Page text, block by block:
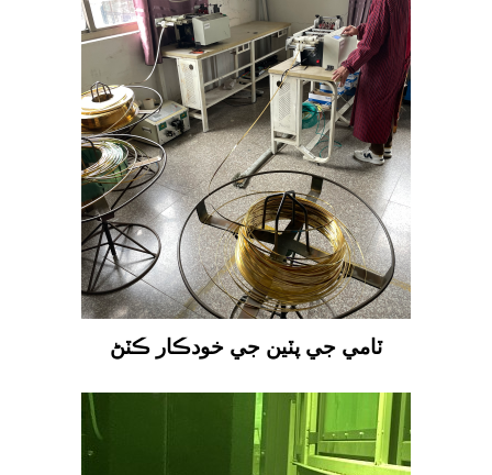
ٽامي جي پٽين جي خودڪار ڪٽڻ